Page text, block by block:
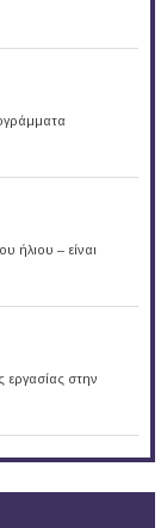
ήλιου – είναι
εργασίας στην